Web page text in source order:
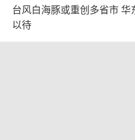
台风白海豚或重创多省市 华
以待
2026-08-08 17:01:38